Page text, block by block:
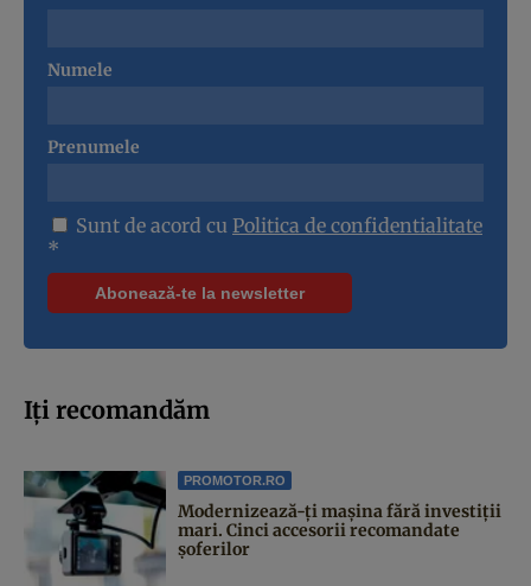
Numele
Prenumele
Sunt de acord cu Politica de confidentialitate
*
Iți recomandăm
PROMOTOR.RO
Modernizează-ți mașina fără investiții
mari. Cinci accesorii recomandate
șoferilor